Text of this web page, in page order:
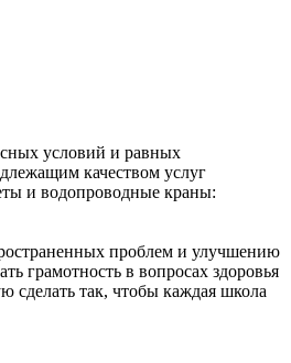
условий и равных
качеством услуг
и водопроводные краны:
проблем и улучшению
грамотность в вопросах здоровья
сделать так, чтобы каждая школа